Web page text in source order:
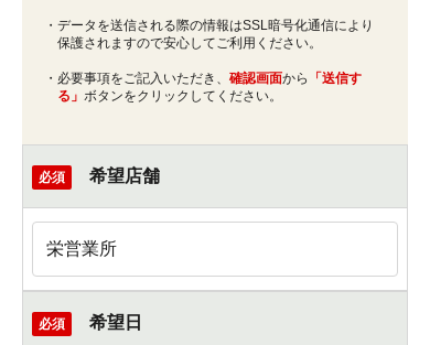
・データを送信される際の情報はSSL暗号化通信により
保護されますので安心してご利用ください。
・必要事項をご記入いただき、 確認画面から
「送信す
る」 ボタンをクリックしてください。
必須 希望店舗
必須 希望日